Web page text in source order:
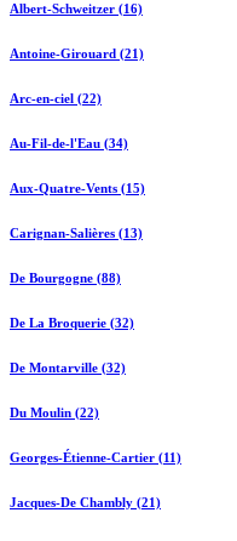
Albert-Schweitzer (16)
Antoine-Girouard (21)
Arc-en-ciel (22)
Au-Fil-de-l'Eau (34)
Aux-Quatre-Vents (15)
Carignan-Salières (13)
De Bourgogne (88)
De La Broquerie (32)
De Montarville (32)
Du Moulin (22)
Georges-Étienne-Cartier (11)
Jacques-De Chambly (21)